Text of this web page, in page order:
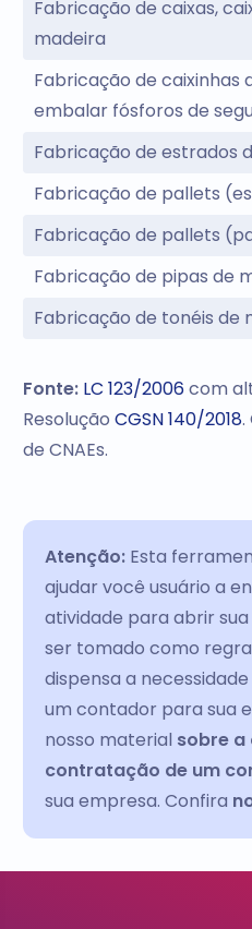
Fabricação de caixas,
madeira
Fabricação de caixinhas
embalar fósforos de
Fabricação de estrados
Fabricação de pallets
Fabricação de pallets
Fabricação de pipas de
Fabricação de tonéis de
Fonte: LC 123/2006com
ResoluçãoCGSN 140/2018.
de CNAEs.
Atenção:Esta
ajudar você usuário a
atividade para abrir
ser tomado como
dispensa a
um contador para sua
nosso material sobre
contratação de um
sua empresa. Confira